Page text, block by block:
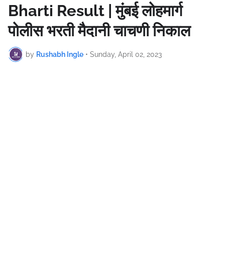
Bharti Result | मुंबई लोहमार्ग
पोलीस भरती मैदानी चाचणी निकाल
by Rushabh Ingle • Sunday, April 02, 2023